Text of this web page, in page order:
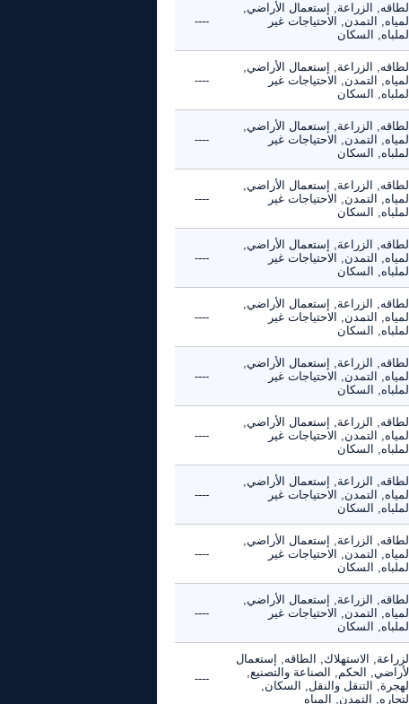
الطاقه, الزراعة, إستعمال الأراضي,
المياه, التمدن, الاحتياجات غير
الملباه, السكان
----
الطاقه, الزراعة, إستعمال الأراضي,
المياه, التمدن, الاحتياجات غير
الملباه, السكان
----
الطاقه, الزراعة, إستعمال الأراضي,
المياه, التمدن, الاحتياجات غير
الملباه, السكان
----
الطاقه, الزراعة, إستعمال الأراضي,
المياه, التمدن, الاحتياجات غير
الملباه, السكان
----
الطاقه, الزراعة, إستعمال الأراضي,
المياه, التمدن, الاحتياجات غير
الملباه, السكان
----
الطاقه, الزراعة, إستعمال الأراضي,
المياه, التمدن, الاحتياجات غير
الملباه, السكان
----
الطاقه, الزراعة, إستعمال الأراضي,
المياه, التمدن, الاحتياجات غير
الملباه, السكان
----
الطاقه, الزراعة, إستعمال الأراضي,
المياه, التمدن, الاحتياجات غير
الملباه, السكان
----
الطاقه, الزراعة, إستعمال الأراضي,
المياه, التمدن, الاحتياجات غير
الملباه, السكان
----
الطاقه, الزراعة, إستعمال الأراضي,
المياه, التمدن, الاحتياجات غير
الملباه, السكان
----
الطاقه, الزراعة, إستعمال الأراضي,
المياه, التمدن, الاحتياجات غير
الملباه, السكان
----
الزراعة, الاستهلاك, الطاقه, إستعمال
الأراضي, الحكم, الصناعة والتصنيع,
الهجرة, التنقل والنقل, السكان,
التجاره, التمدن, المياه
----